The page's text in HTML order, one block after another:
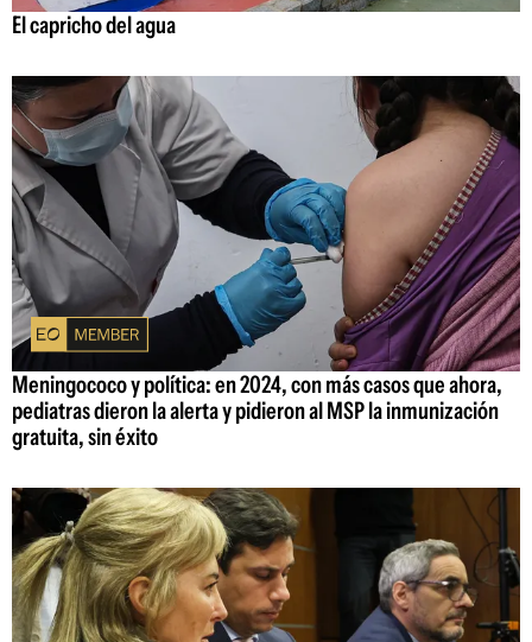
El capricho del agua
Meningococo y política: en 2024, con más casos que ahora,
pediatras dieron la alerta y pidieron al MSP la inmunización
gratuita, sin éxito